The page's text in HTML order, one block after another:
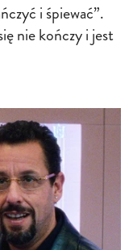
i śpiewać”.
nie kończy i jest